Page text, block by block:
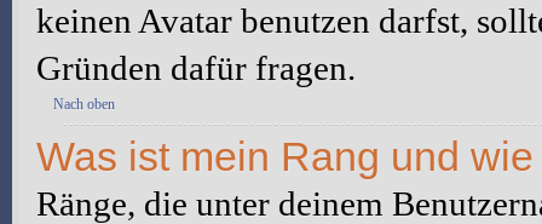
keinen Avatar benutzen darfst,
Gründen dafür fragen.
Nach oben
Was ist mein Rang und
Ränge, die unter deinem